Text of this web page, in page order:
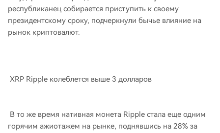
республиканец собирается приступить к своему
президентскому сроку, подчеркнули бычье влияние на
рынок криптовалют.
XRP Ripple колеблется выше 3 долларов
В то же время нативная монета Ripple стала еще одним
горячим ажиотажем на рынке, поднявшись на 28% за